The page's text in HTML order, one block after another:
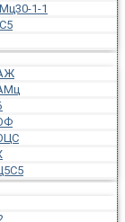
1-1